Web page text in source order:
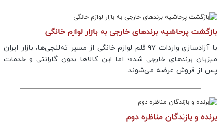
بازگشت پرحاشیه برند‌های خارجی به بازار لوازم خانگی
با آزادسازی واردات ۹۷ قلم لوازم خانگی از مسیر ته‌لنجی‌ها، بازار ایران
میزبان برند‌های خارجی شده؛ اما این کالا‌ها بدون گارانتی و خدمات
پس از فروش عرضه می‌شوند.
برنده و بازندگان مناظره دوم